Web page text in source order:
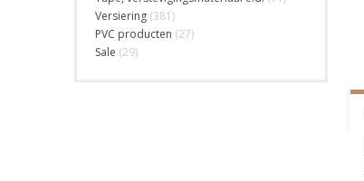
Versiering (381)
PVC producten (27)
Sale (29)